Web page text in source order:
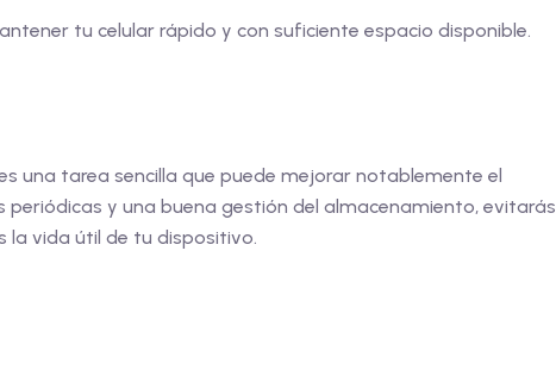
tu celular rápido y con suficiente espacio disponible.
una tarea sencilla que puede mejorar notablemente el
periódicas y una buena gestión del almacenamiento, evitarás
la vida útil de tu dispositivo.